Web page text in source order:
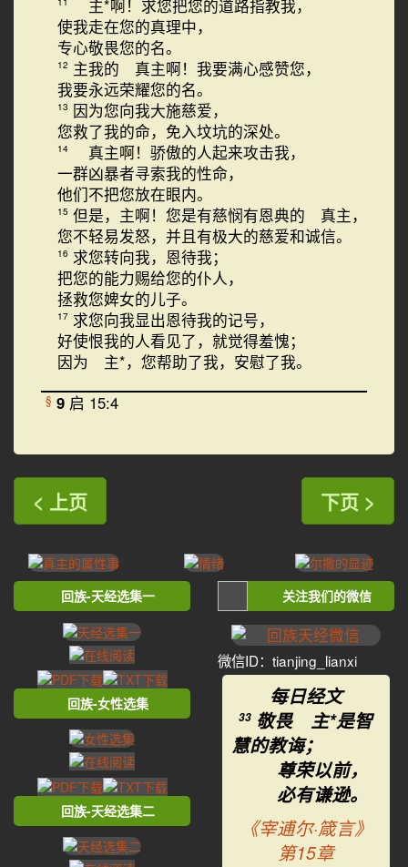
主*啊！求您把您的道路指教我，
使我走在您的真理中，
专心敬畏您的名。
12 主我的 真主啊！我要满心感赞您，
我要永远荣耀您的名。
13 因为您向我大施慈爱，
您救了我的命，免入坟坑的深处。
14
真主啊！骄傲的人起来攻击我，
一群凶暴者寻索我的性命，
他们不把您放在眼内。
15 但是，主啊！您是有慈悯有恩典的 真主，
您不轻易发怒，并且有极大的慈爱和诚信。
16 求您转向我，恩待我；
把您的能力赐给您的仆人，
拯救您婢女的儿子。
17 求您向我显出恩待我的记号，
好使恨我的人看见了，就觉得羞愧；
因为 主*，您帮助了我，安慰了我。
§ 9 启 15:4
< 上页 下页 >
回族-天经选集一
回族-女性选集
回族-天经选集二
关注我们的微信
微信ID：tianjing_lianxi
每日经文
33 敬畏 主*是智
慧的教诲；
尊荣以前，
必有谦逊。
《宰逋尔·箴言》
第15章